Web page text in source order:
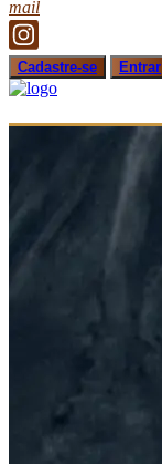
mail
Cadastre-se Entrar